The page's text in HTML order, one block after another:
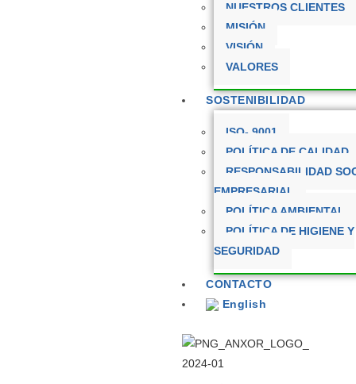
NUESTROS CLIENTES
MISIÓN
VISIÓN
VALORES
SOSTENIBILIDAD
ISO- 9001
POLÍTICA DE CALIDAD
RESPONSABILIDAD
EMPRESARIAL
POLÍTICA AMBIENTAL
POLÍTICA DE HIGIENE Y
SEGURIDAD
CONTACTO
English